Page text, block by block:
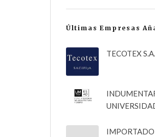
Últimas Empresas
TECOTEX S.A.